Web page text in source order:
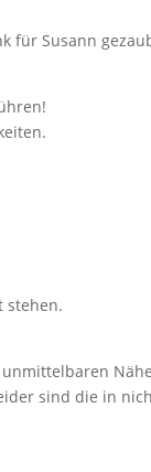
für Susann
stehen.
sind die in